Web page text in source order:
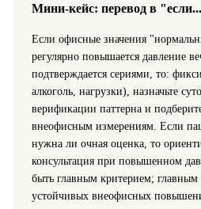
Мини-кейс: перевод в
Если офисные значения
регулярно повышается давление
подтверждается сериями, то:
алкоголь, нагрузки), назначьте
верификации паттерна и
внеофисным измерениям. Если
нужна ли очная оценка, то
консультация при повышенном
быть главным критерием; главным
устойчивых внеофисных